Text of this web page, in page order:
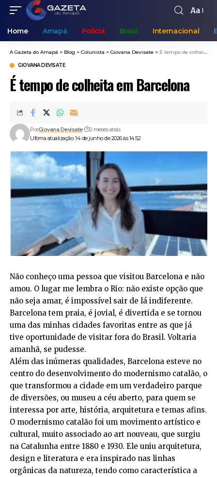
Aa
Home Amapá Polícia Brasil Internacional
A Gazeta do Amapá > Blog > Colunista > Giovana Devisate > É tempo de colheita em Barcelona
GIOVANA DEVISATE
É tempo de colheita em Barcelona
Ultima atualização: 14 de junho de 2026 às 14:52
PorGiovana Devisate 2 meses atrás
Não conheço uma pessoa que visitou Barcelona e não
amou. O lugar me lembra o Rio: não existe opção que
não seja amar, é impossível sair de lá indiferente.
Barcelona tem praia, é jovial, é divertida e se tornou
uma das minhas cidades favoritas entre as que já
tive oportunidade de visitar fora do Brasil. Voltaria
amanhã, se pudesse.
Além das inúmeras qualidades, Barcelona esteve no
centro do desenvolvimento do modernismo catalão, o
que transformou a cidade em um verdadeiro parque
de diversões, ou museu a céu aberto, para quem se
interessa por arte, história, arquitetura e temas afins.
O modernismo catalão foi um movimento artístico e
cultural, muito associado ao art nouveau, que surgiu
na Catalunha entre 1880 e 1930. Ele uniu arquitetura,
design e literatura e era inspirado nas linhas
orgânicas da natureza, tendo como característica a